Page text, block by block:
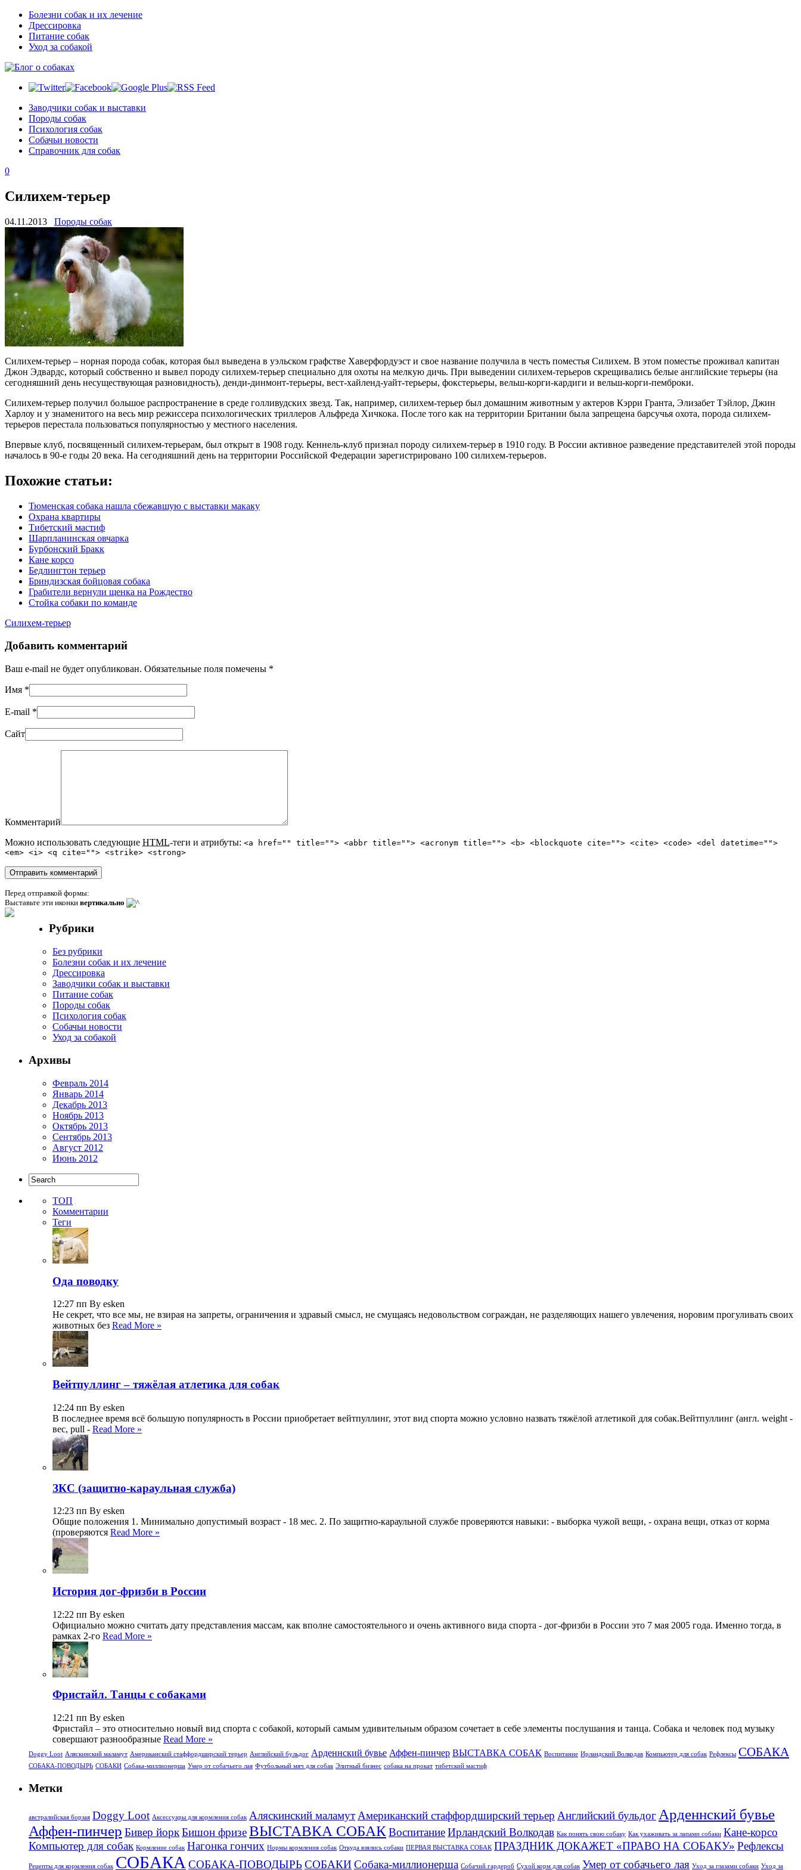
Болезни собак и их лечение
Дрессировка
Питание собак
Уход за собакой
Заводчики собак и выставки
Породы собак
Психология собак
Собачьи новости
Справочник для собак
0
Силихем-терьер
04.11.2013 Породы собак
Силихем-терьер – норная порода собак, которая был выведена в уэльском графстве Хаверфордуэст и свое название получила в честь поместья Силихем. В этом поместье проживал капитан
Джон Эдвардс, который собственно и вывел породу силихем-терьер специально для охоты на мелкую дичь. При выведении силихем-терьеров скрещивались белые английские терьеры (на
сегодняшний день несуществующая разновидность), денди-динмонт-терьеры, вест-хайленд-уайт-терьеры, фокстерьеры, вельш-корги-кардиги и вельш-корги-пемброки.
Силихем-терьер получил большое распространение в среде голливудских звезд. Так, например, силихем-терьер был домашним животным у актеров Кэрри Гранта, Элизабет Тэйлор, Джин
Харлоу и у знаменитого на весь мир режиссера психологических триллеров Альфреда Хичкока. После того как на территории Британии была запрещена барсучья охота, порода силихем-
терьеров перестала пользоваться популярностью у местного населения.
Впервые клуб, посвященный силихем-терьерам, был открыт в 1908 году. Кеннель-клуб признал породу силихем-терьер в 1910 году. В России активное разведение представителей этой породы
началось в 90-е годы 20 века. На сегодняшний день на территории Российской Федерации зарегистрировано 100 силихем-терьеров.
Похожие статьи:
Тюменская собака нашла сбежавшую с выставки макаку
Охрана квартиры
Тибетский мастиф
Шарпланинская овчарка
Бурбонский Бракк
Кане корсо
Бедлингтон терьер
Бриндизская бойцовая собака
Грабители вернули щенка на Рождество
Стойка собаки по команде
Силихем-терьер
Добавить комментарий
Ваш e-mail не будет опубликован. Обязательные поля помечены *
Имя *
E-mail *
Сайт
Комментарий
Можно использовать следующие HTML-теги и атрибуты: <a href="" title=""> <abbr title=""> <acronym title=""> <b> <blockquote cite=""> <cite> <code> <del datetime="">
<em> <i> <q cite=""> <strike> <strong>
Перед отправкой формы:
Выставьте эти иконки вертикально
Рубрики
Без рубрики
Болезни собак и их лечение
Дрессировка
Заводчики собак и выставки
Питание собак
Породы собак
Психология собак
Собачьи новости
Уход за собакой
Архивы
Февраль 2014
Январь 2014
Декабрь 2013
Ноябрь 2013
Октябрь 2013
Сентябрь 2013
Август 2012
Июнь 2012
ТОП
Комментарии
Теги
Ода поводку
12:27 пп By esken
Не секрет, что все мы, не взирая на запреты, ограничения и здравый смысл, не смущаясь недовольством сограждан, не разделяющих нашего увлечения, норовим прогуливать своих
животных без Read More »
Вейтпуллинг – тяжёлая атлетика для собак
12:24 пп By esken
В последнее время всё большую популярность в России приобретает вейтпуллинг, этот вид спорта можно условно назвать тяжёлой атлетикой для собак.Вейтпуллинг (англ. weight -
вес, pull - Read More »
ЗКС (защитно-караульная служба)
12:23 пп By esken
Общие положения 1. Минимально допустимый возраст - 18 мес. 2. По защитно-караульной службе проверяются навыки: - выборка чужой вещи, - охрана вещи, отказ от корма
(проверяются Read More »
История дог-фризби в России
12:22 пп By esken
Официально можно считать дату представления массам, как вполне самостоятельного и очень активного вида спорта - дог-фризби в России это 7 мая 2005 года. Именно тогда, в
рамках 2-го Read More »
Фристайл. Танцы с собаками
12:21 пп By esken
Фристайл – это относительно новый вид спорта с собакой, который самым удивительным образом сочетает в себе элементы послушания и танца. Собака и человек под музыку
совершают разнообразные Read More »
Doggy Loot Аляскинский маламут Американский стаффордширский терьер Английский бульдог Арденнский бувье Аффен-пинчер ВЫСТАВКА СОБАК Воспитание Ирландский Волкодав Компьютер для собак Рефлексы СОБАКА
СОБАКА-ПОВОДЫРЬ СОБАКИ Собака-миллионерша Умер от собачьего лая Футбольный мяч для собак Элитный бизнес собака на прокат тибетский мастиф
Метки
aвстралийская борзая Doggy Loot Аксессуары для кормления собак Аляскинский маламут Американский стаффордширский терьер Английский бульдог Арденнский бувье
Аффен-пинчер Бивер йоркБишон фризеВЫСТАВКА СОБАК ВоспитаниеИрландский Волкодав Как понять свою собаку Как ухаживать за лапами собаки Кане-корсо
Компьютер для собак Кормление собак Нагонка гончих Нормы кормления собак Откуда взялись собаки ПЕРВАЯ ВЫСТАВКА СОБАК ПРАЗДНИК ДОКАЖЕТ «ПРАВО НА СОБАКУ» Рефлексы
Рецепты для кормления собак СОБАКА СОБАКА-ПОВОДЫРЬСОБАКИ Собака-миллионерша Собачий гардероб Сухой корм для собак Умер от собачьего лая Уход за глазами собаки Уход за